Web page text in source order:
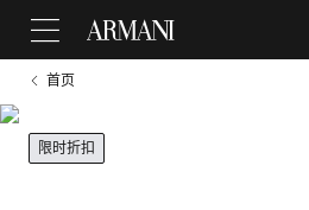
首页
限时折扣